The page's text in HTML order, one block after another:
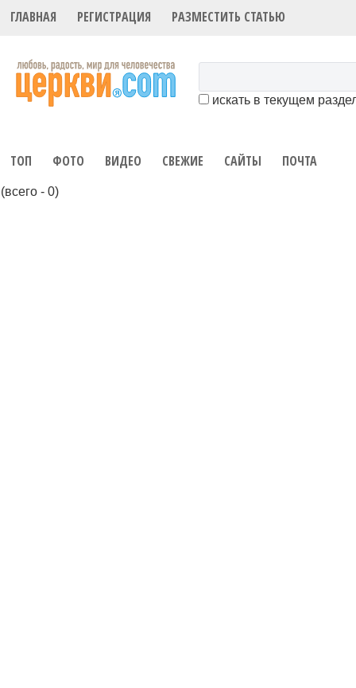
ГЛАВНАЯ РЕГИСТРАЦИЯ РАЗМЕСТИТЬ СТАТЬЮ
искать в текущем
ТОП ФОТО ВИДЕО СВЕЖИЕ САЙТЫ ПОЧТА
(всего - 0)